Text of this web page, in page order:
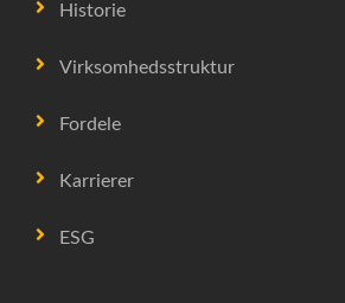
Historie
Virksomhedsstruktur
Fordele
Karrierer
ESG